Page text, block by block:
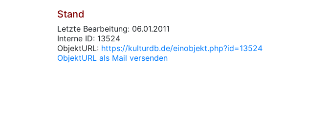
Stand
Letzte Bearbeitung: 06.01.2011
Interne ID: 13524
ObjektURL: https://kulturdb.de/einobjekt.php?id=13524
ObjektURL als Mail versenden